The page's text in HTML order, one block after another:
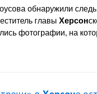
обнаружили
главы Херсон
фотографии, на